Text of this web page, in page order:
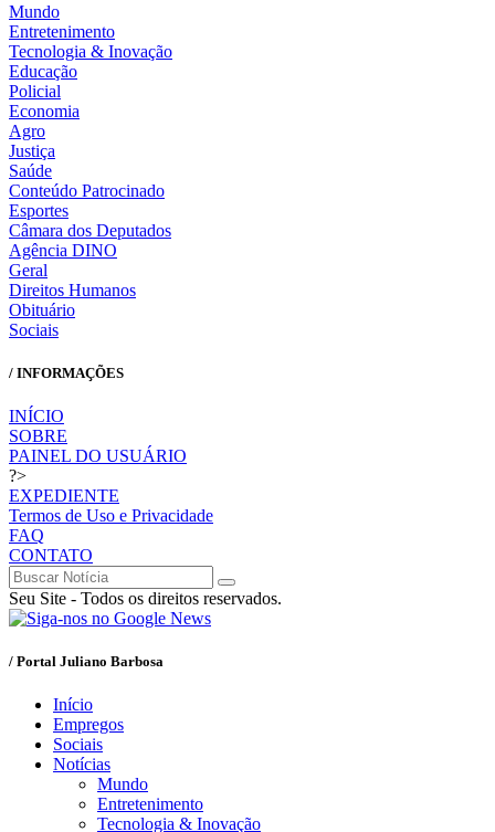
Mundo
Entretenimento
Tecnologia & Inovação
Educação
Policial
Economia
Agro
Justiça
Saúde
Conteúdo Patrocinado
Esportes
Câmara dos Deputados
Agência DINO
Geral
Direitos Humanos
Obituário
Sociais
/ INFORMAÇÕES
INÍCIO
SOBRE
PAINEL DO USUÁRIO
?>
EXPEDIENTE
Termos de Uso e Privacidade
FAQ
CONTATO
Seu Site - Todos os direitos reservados.
/ Portal Juliano Barbosa
Início
Empregos
Sociais
Notícias
Mundo
Entretenimento
Tecnologia & Inovação